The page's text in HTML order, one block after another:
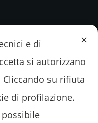
✕
e di
si autorizzano
su rifiuta
di profilazione.
possibile